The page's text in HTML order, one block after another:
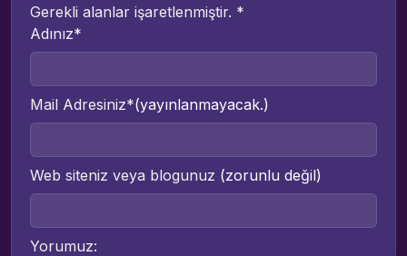
Gerekli alanlar işaretlenmiştir. *
Adınız*
Mail Adresiniz*(yayınlanmayacak.)
Web siteniz veya blogunuz (zorunlu değil)
Yorumuz: